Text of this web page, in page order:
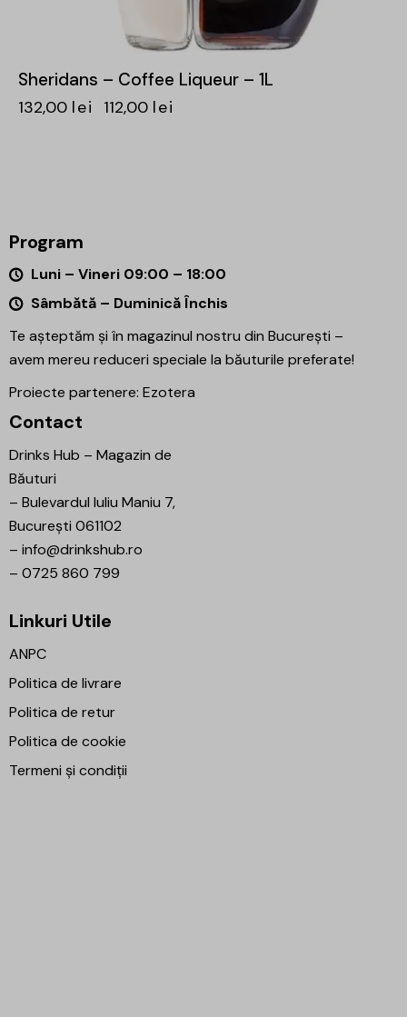
Sheridans – Coffee Liqueur – 1L
132,00 lei 112,00 lei
Program
Luni – Vineri 09:00 – 18:00
Sâmbătă – Duminică Închis
Te așteptăm și în magazinul nostru din București –
avem mereu reduceri speciale la băuturile preferate!
Proiecte partenere: Ezotera
Contact
Drinks Hub – Magazin de
Băuturi
– Bulevardul Iuliu Maniu 7,
București 061102
– info@drinkshub.ro
– 0725 860 799
Linkuri Utile
ANPC
Politica de livrare
Politica de retur
Politica de cookie
Termeni și condiții